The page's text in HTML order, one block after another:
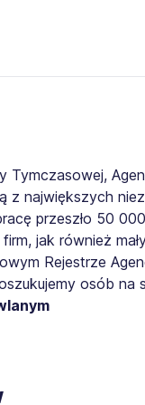
Tymczasowej,
z największych
przeszło 50
jak również
Rejestrze
osób na